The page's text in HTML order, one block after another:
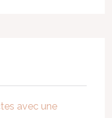
avec une